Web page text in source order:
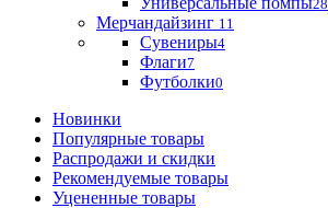
28
Мерчандайзинг 11
Сувениры4
Флаги7
Футболки0
Новинки
Популярные товары
Распродажи и скидки
Рекомендуемые товары
Уцененные товары